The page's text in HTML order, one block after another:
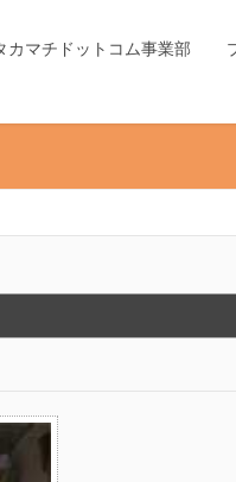
カマチドットコム事業部